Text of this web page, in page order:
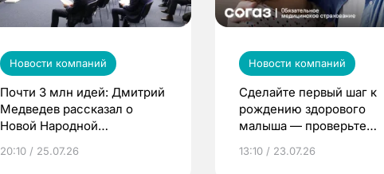
Новости компаний
Почти 3 млн идей: Дмитрий
Медведев рассказал о
Новой Народной
20:10 / 25.07.26
Новости компаний
Сделайте первый шаг к
рождению здорового
малыша — проверьте
по ОМС!
13:10 / 23.07.26